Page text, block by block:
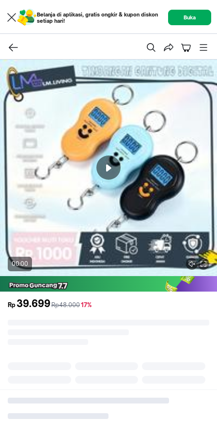
Belanja di aplikasi, gratis ongkir & kupon diskon
setiap hari!
Buka
00:00
Rp 39.699sebelum
Rp48.000diskon
17%